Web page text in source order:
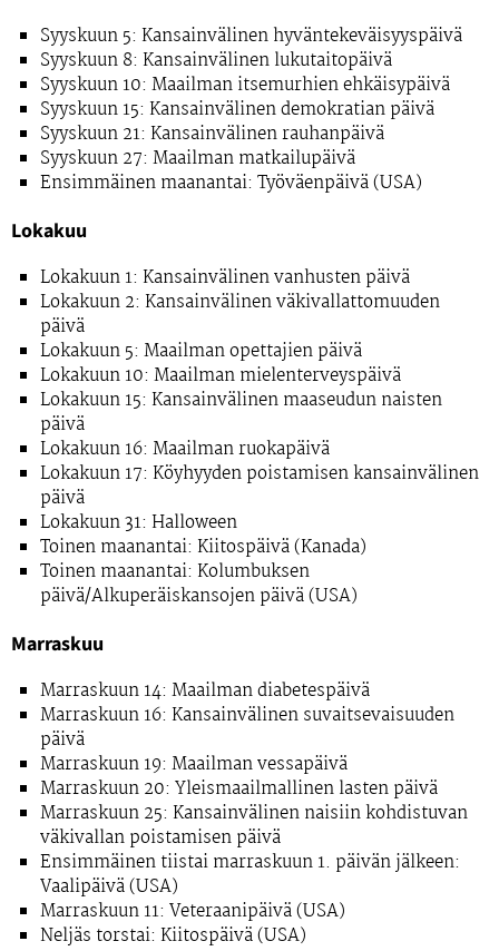
Syyskuun 5: Kansainvälinen hyväntekeväisyyspäivä
Syyskuun 8: Kansainvälinen lukutaitopäivä
Syyskuun 10: Maailman itsemurhien ehkäisypäivä
Syyskuun 15: Kansainvälinen demokratian päivä
Syyskuun 21: Kansainvälinen rauhanpäivä
Syyskuun 27: Maailman matkailupäivä
Ensimmäinen maanantai: Työväenpäivä (USA)
Lokakuu
Lokakuun 1: Kansainvälinen vanhusten päivä
Lokakuun 2: Kansainvälinen väkivallattomuuden
päivä
Lokakuun 5: Maailman opettajien päivä
Lokakuun 10: Maailman mielenterveyspäivä
Lokakuun 15: Kansainvälinen maaseudun naisten
päivä
Lokakuun 16: Maailman ruokapäivä
Lokakuun 17: Köyhyyden poistamisen kansainvälinen
päivä
Lokakuun 31: Halloween
Toinen maanantai: Kiitospäivä (Kanada)
Toinen maanantai: Kolumbuksen
päivä/Alkuperäiskansojen päivä (USA)
Marraskuu
Marraskuun 14: Maailman diabetespäivä
Marraskuun 16: Kansainvälinen suvaitsevaisuuden
päivä
Marraskuun 19: Maailman vessapäivä
Marraskuun 20: Yleismaailmallinen lasten päivä
Marraskuun 25: Kansainvälinen naisiin kohdistuvan
väkivallan poistamisen päivä
Ensimmäinen tiistai marraskuun 1. päivän jälkeen:
Vaalipäivä (USA)
Marraskuun 11: Veteraanipäivä (USA)
Neljäs torstai: Kiitospäivä (USA)